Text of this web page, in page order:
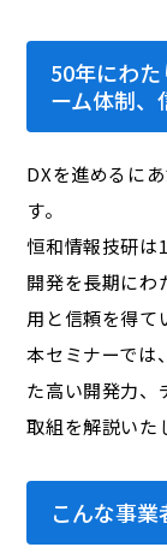
50年にわ
ーム体制、
DXを進めるに
す。
恒和情報技研は
開発を長期にわ
用と信頼を得て
本セミナーでは
た高い開発力、
取組を解説いた
こんな事